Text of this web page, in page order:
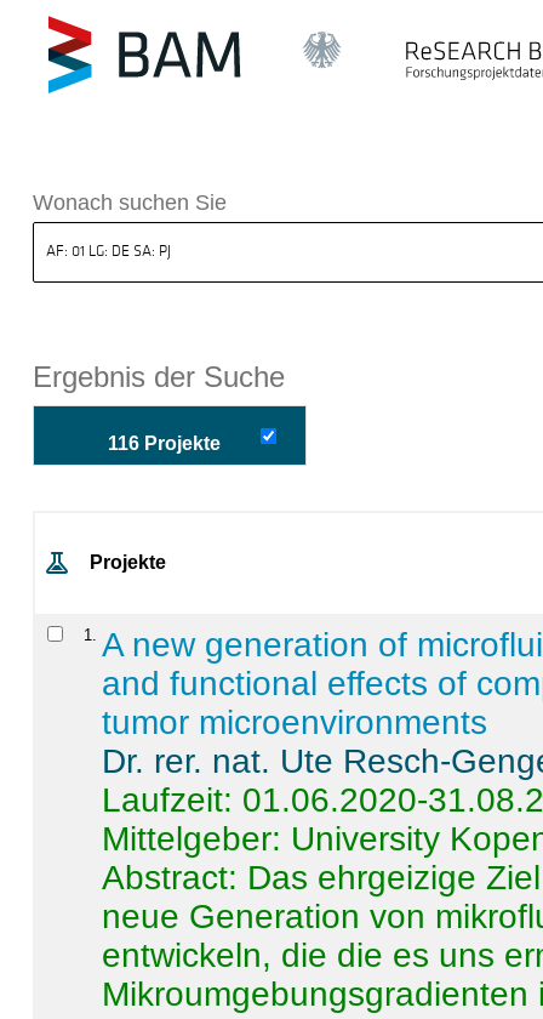
BAM
Wonach suchen Sie
Ergebnis der Suche
116 Projekte
Projekte
1
A new generation of
and functional effects of
tumor microenvironments
Dr. rer. nat. Ute Resch-
Laufzeit: 01.06.2020-
Mittelgeber: University
Abstract: Das ehrgeizige
neue Generation von
entwickeln, die die es uns
Mikroumgebungsgradienten